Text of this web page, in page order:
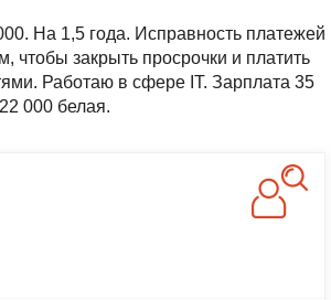
На 1,5 года. Исправность платежей
чтобы закрыть просрочки и платить
Работаю в сфере IT. Зарплата 35
000 белая.